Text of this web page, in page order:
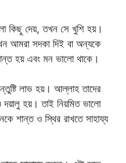
কিছু দেয়, তখন সে খুশি হয়।
আমরা সদকা দিই বা অন্যকে
হয় এবং মন ভালো থাকে।
লাভ হয়। আল্লাহ তাদের
দয়ালু হয়। তাই নিয়মিত ভালো
শান্ত ও স্থির রাখতে সাহায্য